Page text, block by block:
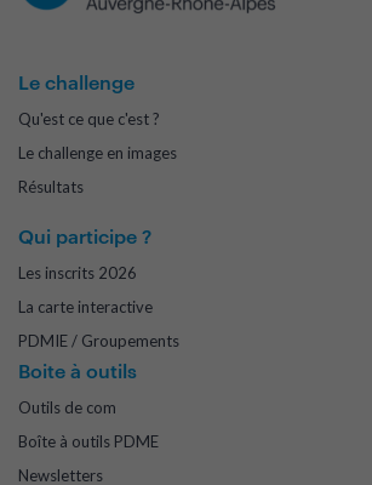
Le challenge
Qu'est ce que c'est ?
Le challenge en images
Résultats
Qui participe ?
Les inscrits 2026
La carte interactive
PDMIE / Groupements
Boite à outils
Outils de com
Boîte à outils PDME
Newsletters